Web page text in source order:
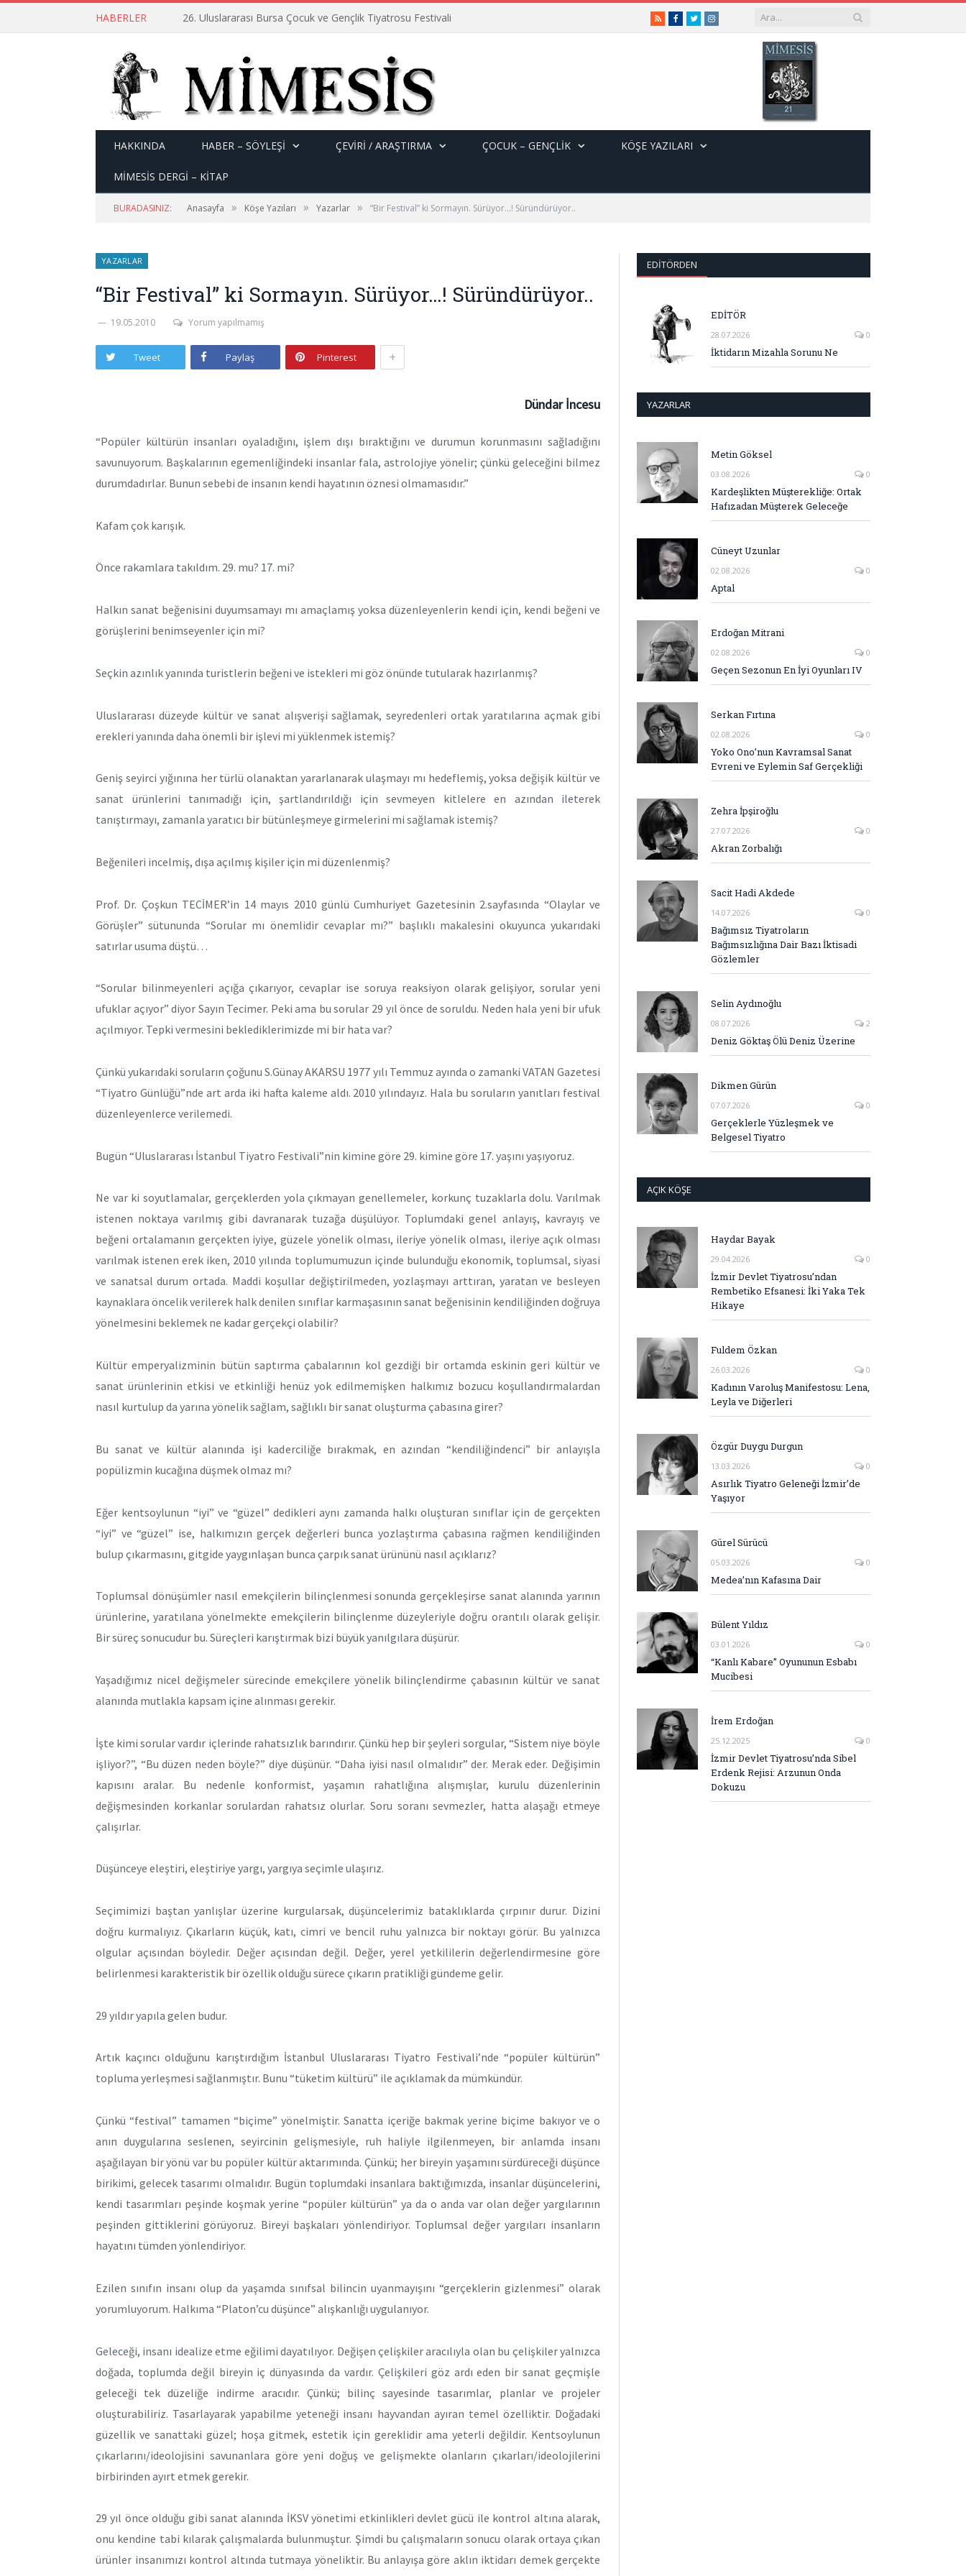
HABERLER 26. Uluslararası Bursa Çocuk ve Gençlik Tiyatrosu Festivali RSSFacebook
TwitterInstagram
HAKKINDA HABER – SÖYLEŞI ÇEVİRİ / ARAŞTIRMA ÇOCUK – GENÇLIK KÖŞE YAZILARI
MİMESİS DERGİ – KİTAP
BURADASINIZ: Anasayfa » Köşe Yazıları » Yazarlar » “Bir Festival” ki Sormayın. Sürüyor…! Süründürüyor..
YAZARLAR
“Bir Festival” ki Sormayın. Sürüyor…! Süründürüyor..
19.05.2010 Yorum yapılmamış
Tweet Paylaş Pinterest +
Dündar İncesu
“Popüler kültürün insanları oyaladığını, işlem dışı bıraktığını ve durumun korunmasını sağladığını
savunuyorum. Başkalarının egemenliğindeki insanlar fala, astrolojiye yönelir; çünkü geleceğini bilmez
durumdadırlar. Bunun sebebi de insanın kendi hayatının öznesi olmamasıdır.”
Kafam çok karışık.
Önce rakamlara takıldım. 29. mu? 17. mi?
Halkın sanat beğenisini duyumsamayı mı amaçlamış yoksa düzenleyenlerin kendi için, kendi beğeni ve
görüşlerini benimseyenler için mi?
Seçkin azınlık yanında turistlerin beğeni ve istekleri mi göz önünde tutularak hazırlanmış?
Uluslararası düzeyde kültür ve sanat alışverişi sağlamak, seyredenleri ortak yaratılarına açmak gibi
erekleri yanında daha önemli bir işlevi mi yüklenmek istemiş?
Geniş seyirci yığınına her türlü olanaktan yararlanarak ulaşmayı mı hedeflemiş, yoksa değişik kültür ve
sanat ürünlerini tanımadığı için, şartlandırıldığı için sevmeyen kitlelere en azından ileterek
tanıştırmayı, zamanla yaratıcı bir bütünleşmeye girmelerini mi sağlamak istemiş?
Beğenileri incelmiş, dışa açılmış kişiler için mi düzenlenmiş?
Prof. Dr. Çoşkun TECİMER’in 14 mayıs 2010 günlü Cumhuriyet Gazetesinin 2.sayfasında “Olaylar ve
Görüşler” sütununda “Sorular mı önemlidir cevaplar mı?” başlıklı makalesini okuyunca yukarıdaki
satırlar usuma düştü…
“Sorular bilinmeyenleri açığa çıkarıyor, cevaplar ise soruya reaksiyon olarak gelişiyor, sorular yeni
ufuklar açıyor” diyor Sayın Tecimer. Peki ama bu sorular 29 yıl önce de soruldu. Neden hala yeni bir ufuk
açılmıyor. Tepki vermesini beklediklerimizde mi bir hata var?
Çünkü yukarıdaki soruların çoğunu S.Günay AKARSU 1977 yılı Temmuz ayında o zamanki VATAN Gazetesi
“Tiyatro Günlüğü”nde art arda iki hafta kaleme aldı. 2010 yılındayız. Hala bu soruların yanıtları festival
düzenleyenlerce verilemedi.
Bugün “Uluslararası İstanbul Tiyatro Festivali”nin kimine göre 29. kimine göre 17. yaşını yaşıyoruz.
Ne var ki soyutlamalar, gerçeklerden yola çıkmayan genellemeler, korkunç tuzaklarla dolu. Varılmak
istenen noktaya varılmış gibi davranarak tuzağa düşülüyor. Toplumdaki genel anlayış, kavrayış ve
beğeni ortalamanın gerçekten iyiye, güzele yönelik olması, ileriye yönelik olması, ileriye açık olması
varılmak istenen erek iken, 2010 yılında toplumumuzun içinde bulunduğu ekonomik, toplumsal, siyasi
ve sanatsal durum ortada. Maddi koşullar değiştirilmeden, yozlaşmayı arttıran, yaratan ve besleyen
kaynaklara öncelik verilerek halk denilen sınıflar karmaşasının sanat beğenisinin kendiliğinden doğruya
yönelmesini beklemek ne kadar gerçekçi olabilir?
Kültür emperyalizminin bütün saptırma çabalarının kol gezdiği bir ortamda eskinin geri kültür ve
sanat ürünlerinin etkisi ve etkinliği henüz yok edilmemişken halkımız bozucu koşullandırmalardan
nasıl kurtulup da yarına yönelik sağlam, sağlıklı bir sanat oluşturma çabasına girer?
Bu sanat ve kültür alanında işi kaderciliğe bırakmak, en azından “kendiliğindenci” bir anlayışla
popülizmin kucağına düşmek olmaz mı?
Eğer kentsoylunun “iyi” ve “güzel” dedikleri aynı zamanda halkı oluşturan sınıflar için de gerçekten
“iyi” ve “güzel” ise, halkımızın gerçek değerleri bunca yozlaştırma çabasına rağmen kendiliğinden
bulup çıkarmasını, gitgide yaygınlaşan bunca çarpık sanat ürününü nasıl açıklarız?
Toplumsal dönüşümler nasıl emekçilerin bilinçlenmesi sonunda gerçekleşirse sanat alanında yarının
ürünlerine, yaratılana yönelmekte emekçilerin bilinçlenme düzeyleriyle doğru orantılı olarak gelişir.
Bir süreç sonucudur bu. Süreçleri karıştırmak bizi büyük yanılgılara düşürür.
Yaşadığımız nicel değişmeler sürecinde emekçilere yönelik bilinçlendirme çabasının kültür ve sanat
alanında mutlakla kapsam içine alınması gerekir.
İşte kimi sorular vardır içlerinde rahatsızlık barındırır. Çünkü hep bir şeyleri sorgular, “Sistem niye böyle
işliyor?”, “Bu düzen neden böyle?” diye düşünür. “Daha iyisi nasıl olmalıdır” der. Merak eder. Değişimin
kapısını aralar. Bu nedenle konformist, yaşamın rahatlığına alışmışlar, kurulu düzenlerinin
değişmesinden korkanlar sorulardan rahatsız olurlar. Soru soranı sevmezler, hatta alaşağı etmeye
çalışırlar.
Düşünceye eleştiri, eleştiriye yargı, yargıya seçimle ulaşırız.
Seçimimizi baştan yanlışlar üzerine kurgularsak, düşüncelerimiz bataklıklarda çırpınır durur. Dizini
doğru kurmalıyız. Çıkarların küçük, katı, cimri ve bencil ruhu yalnızca bir noktayı görür. Bu yalnızca
olgular açısından böyledir. Değer açısından değil. Değer, yerel yetkililerin değerlendirmesine göre
belirlenmesi karakteristik bir özellik olduğu sürece çıkarın pratikliği gündeme gelir.
29 yıldır yapıla gelen budur.
Artık kaçıncı olduğunu karıştırdığım İstanbul Uluslararası Tiyatro Festivali’nde “popüler kültürün”
topluma yerleşmesi sağlanmıştır. Bunu “tüketim kültürü” ile açıklamak da mümkündür.
Çünkü “festival” tamamen “biçime” yönelmiştir. Sanatta içeriğe bakmak yerine biçime bakıyor ve o
anın duygularına seslenen, seyircinin gelişmesiyle, ruh haliyle ilgilenmeyen, bir anlamda insanı
aşağılayan bir yönü var bu popüler kültür aktarımında. Çünkü; her bireyin yaşamını sürdüreceği düşünce
birikimi, gelecek tasarımı olmalıdır. Bugün toplumdaki insanlara baktığımızda, insanlar düşüncelerini,
kendi tasarımları peşinde koşmak yerine “popüler kültürün” ya da o anda var olan değer yargılarının
peşinden gittiklerini görüyoruz. Bireyi başkaları yönlendiriyor. Toplumsal değer yargıları insanların
hayatını tümden yönlendiriyor.
Ezilen sınıfın insanı olup da yaşamda sınıfsal bilincin uyanmayışını “gerçeklerin gizlenmesi” olarak
yorumluyorum. Halkıma “Platon’cu düşünce” alışkanlığı uygulanıyor.
Geleceği, insanı idealize etme eğilimi dayatılıyor. Değişen çelişkiler aracılıyla olan bu çelişkiler yalnızca
doğada, toplumda değil bireyin iç dünyasında da vardır. Çelişkileri göz ardı eden bir sanat geçmişle
geleceği tek düzeliğe indirme aracıdır. Çünkü; bilinç sayesinde tasarımlar, planlar ve projeler
oluşturabiliriz. Tasarlayarak yapabilme yeteneği insanı hayvandan ayıran temel özelliktir. Doğadaki
güzellik ve sanattaki güzel; hoşa gitmek, estetik için gereklidir ama yeterli değildir. Kentsoylunun
çıkarlarını/ideolojisini savunanlara göre yeni doğuş ve gelişmekte olanların çıkarları/ideolojilerini
birbirinden ayırt etmek gerekir.
29 yıl önce olduğu gibi sanat alanında İKSV yönetimi etkinlikleri devlet gücü ile kontrol altına alarak,
onu kendine tabi kılarak çalışmalarda bulunmuştur. Şimdi bu çalışmaların sonucu olarak ortaya çıkan
ürünler insanımızı kontrol altında tutmaya yöneliktir. Bu anlayışa göre aklın iktidarı demek gerçekte
EDITÖRDEN
EDİTÖR
28.07.2026 0
İktidarın Mizahla Sorunu Ne
YAZARLAR
Metin Göksel
03.08.2026 0
Kardeşlikten Müşterekliğe: Ortak
Hafızadan Müşterek Geleceğe
Cüneyt Uzunlar
02.08.2026 0
Aptal
Erdoğan Mitrani
02.08.2026 0
Geçen Sezonun En İyi Oyunları IV
Serkan Fırtına
02.08.2026 0
Yoko Ono’nun Kavramsal Sanat
Evreni ve Eylemin Saf Gerçekliği
Zehra İpşiroğlu
27.07.2026 0
Akran Zorbalığı
Sacit Hadi Akdede
14.07.2026 0
Bağımsız Tiyatroların
Bağımsızlığına Dair Bazı İktisadi
Gözlemler
Selin Aydınoğlu
08.07.2026 2
Deniz Göktaş Ölü Deniz Üzerine
Dikmen Gürün
07.07.2026 0
Gerçeklerle Yüzleşmek ve
Belgesel Tiyatro
AÇIK KÖŞE
Haydar Bayak
29.04.2026 0
İzmir Devlet Tiyatrosu’ndan
Rembetiko Efsanesi: İki Yaka Tek
Hikaye
Fuldem Özkan
26.03.2026 0
Kadının Varoluş Manifestosu: Lena,
Leyla ve Diğerleri
Özgür Duygu Durgun
13.03.2026 0
Asırlık Tiyatro Geleneği İzmir’de
Yaşıyor
Gürel Sürücü
05.03.2026 0
Medea’nın Kafasına Dair
Bülent Yıldız
03.01.2026 0
“Kanlı Kabare” Oyununun Esbabı
Mucibesi
İrem Erdoğan
25.12.2025 0
İzmir Devlet Tiyatrosu’nda Sibel
Erdenk Rejisi: Arzunun Onda
Dokuzu